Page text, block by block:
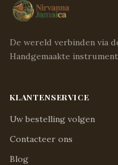
De wereld verbinden via
Handgemaakte
KLANTENSERVICE
Uw bestelling volgen
Contacteer ons
Blog